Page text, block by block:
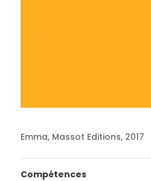
Emma, Massot Editions, 2017
Compétences